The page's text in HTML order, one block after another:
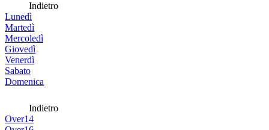
Indietro
Lunedì
Martedì
Mercoledì
Giovedì
Venerdì
Sabato
Domenica
Indietro
Over14